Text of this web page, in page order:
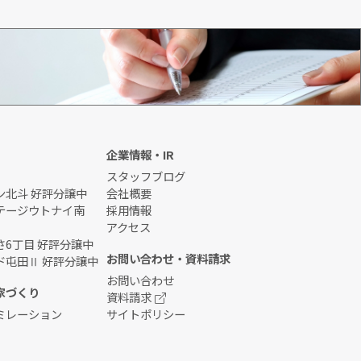
初めてのお客様
北斗 好評分譲中
ージウトナイ南
6丁目 好評分譲中
屯田Ⅱ 好評分譲中
づくり
レーション
企業情報・IR
スタッフブログ
会社概要
採用情報
アクセス
お問い合わせ・資料請求
お問い合わせ
資料請求
サイトポリシー